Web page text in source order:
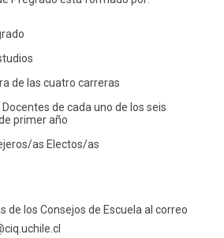
FACULTAD
de las cuatro carreras
de cada uno de los seis
primer año
as Electos/as
de los Consejos de Escuela al correo